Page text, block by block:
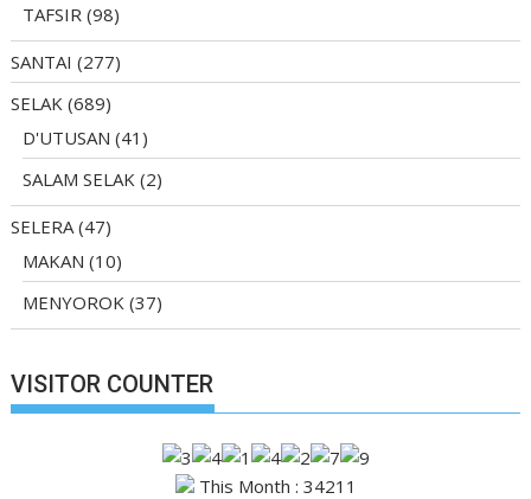
TAFSIR (98)
SANTAI (277)
SELAK (689)
D'UTUSAN (41)
SALAM SELAK (2)
SELERA (47)
MAKAN (10)
MENYOROK (37)
VISITOR COUNTER
This Month : 34211